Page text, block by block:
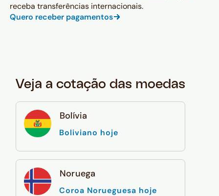
receba transferências internacionais.
Quero receber pagamentos
Veja a cotação das moedas
Bolívia
Boliviano hoje
Noruega
Coroa Norueguesa hoje